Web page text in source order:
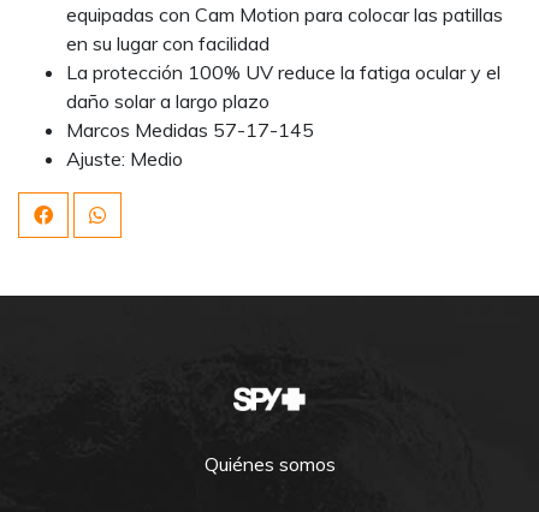
equipadas con Cam Motion para colocar las patillas
en su lugar con facilidad
La protección 100% UV reduce la fatiga ocular y el
daño solar a largo plazo
Marcos Medidas 57-17-145
Ajuste: Medio
Quiénes somos